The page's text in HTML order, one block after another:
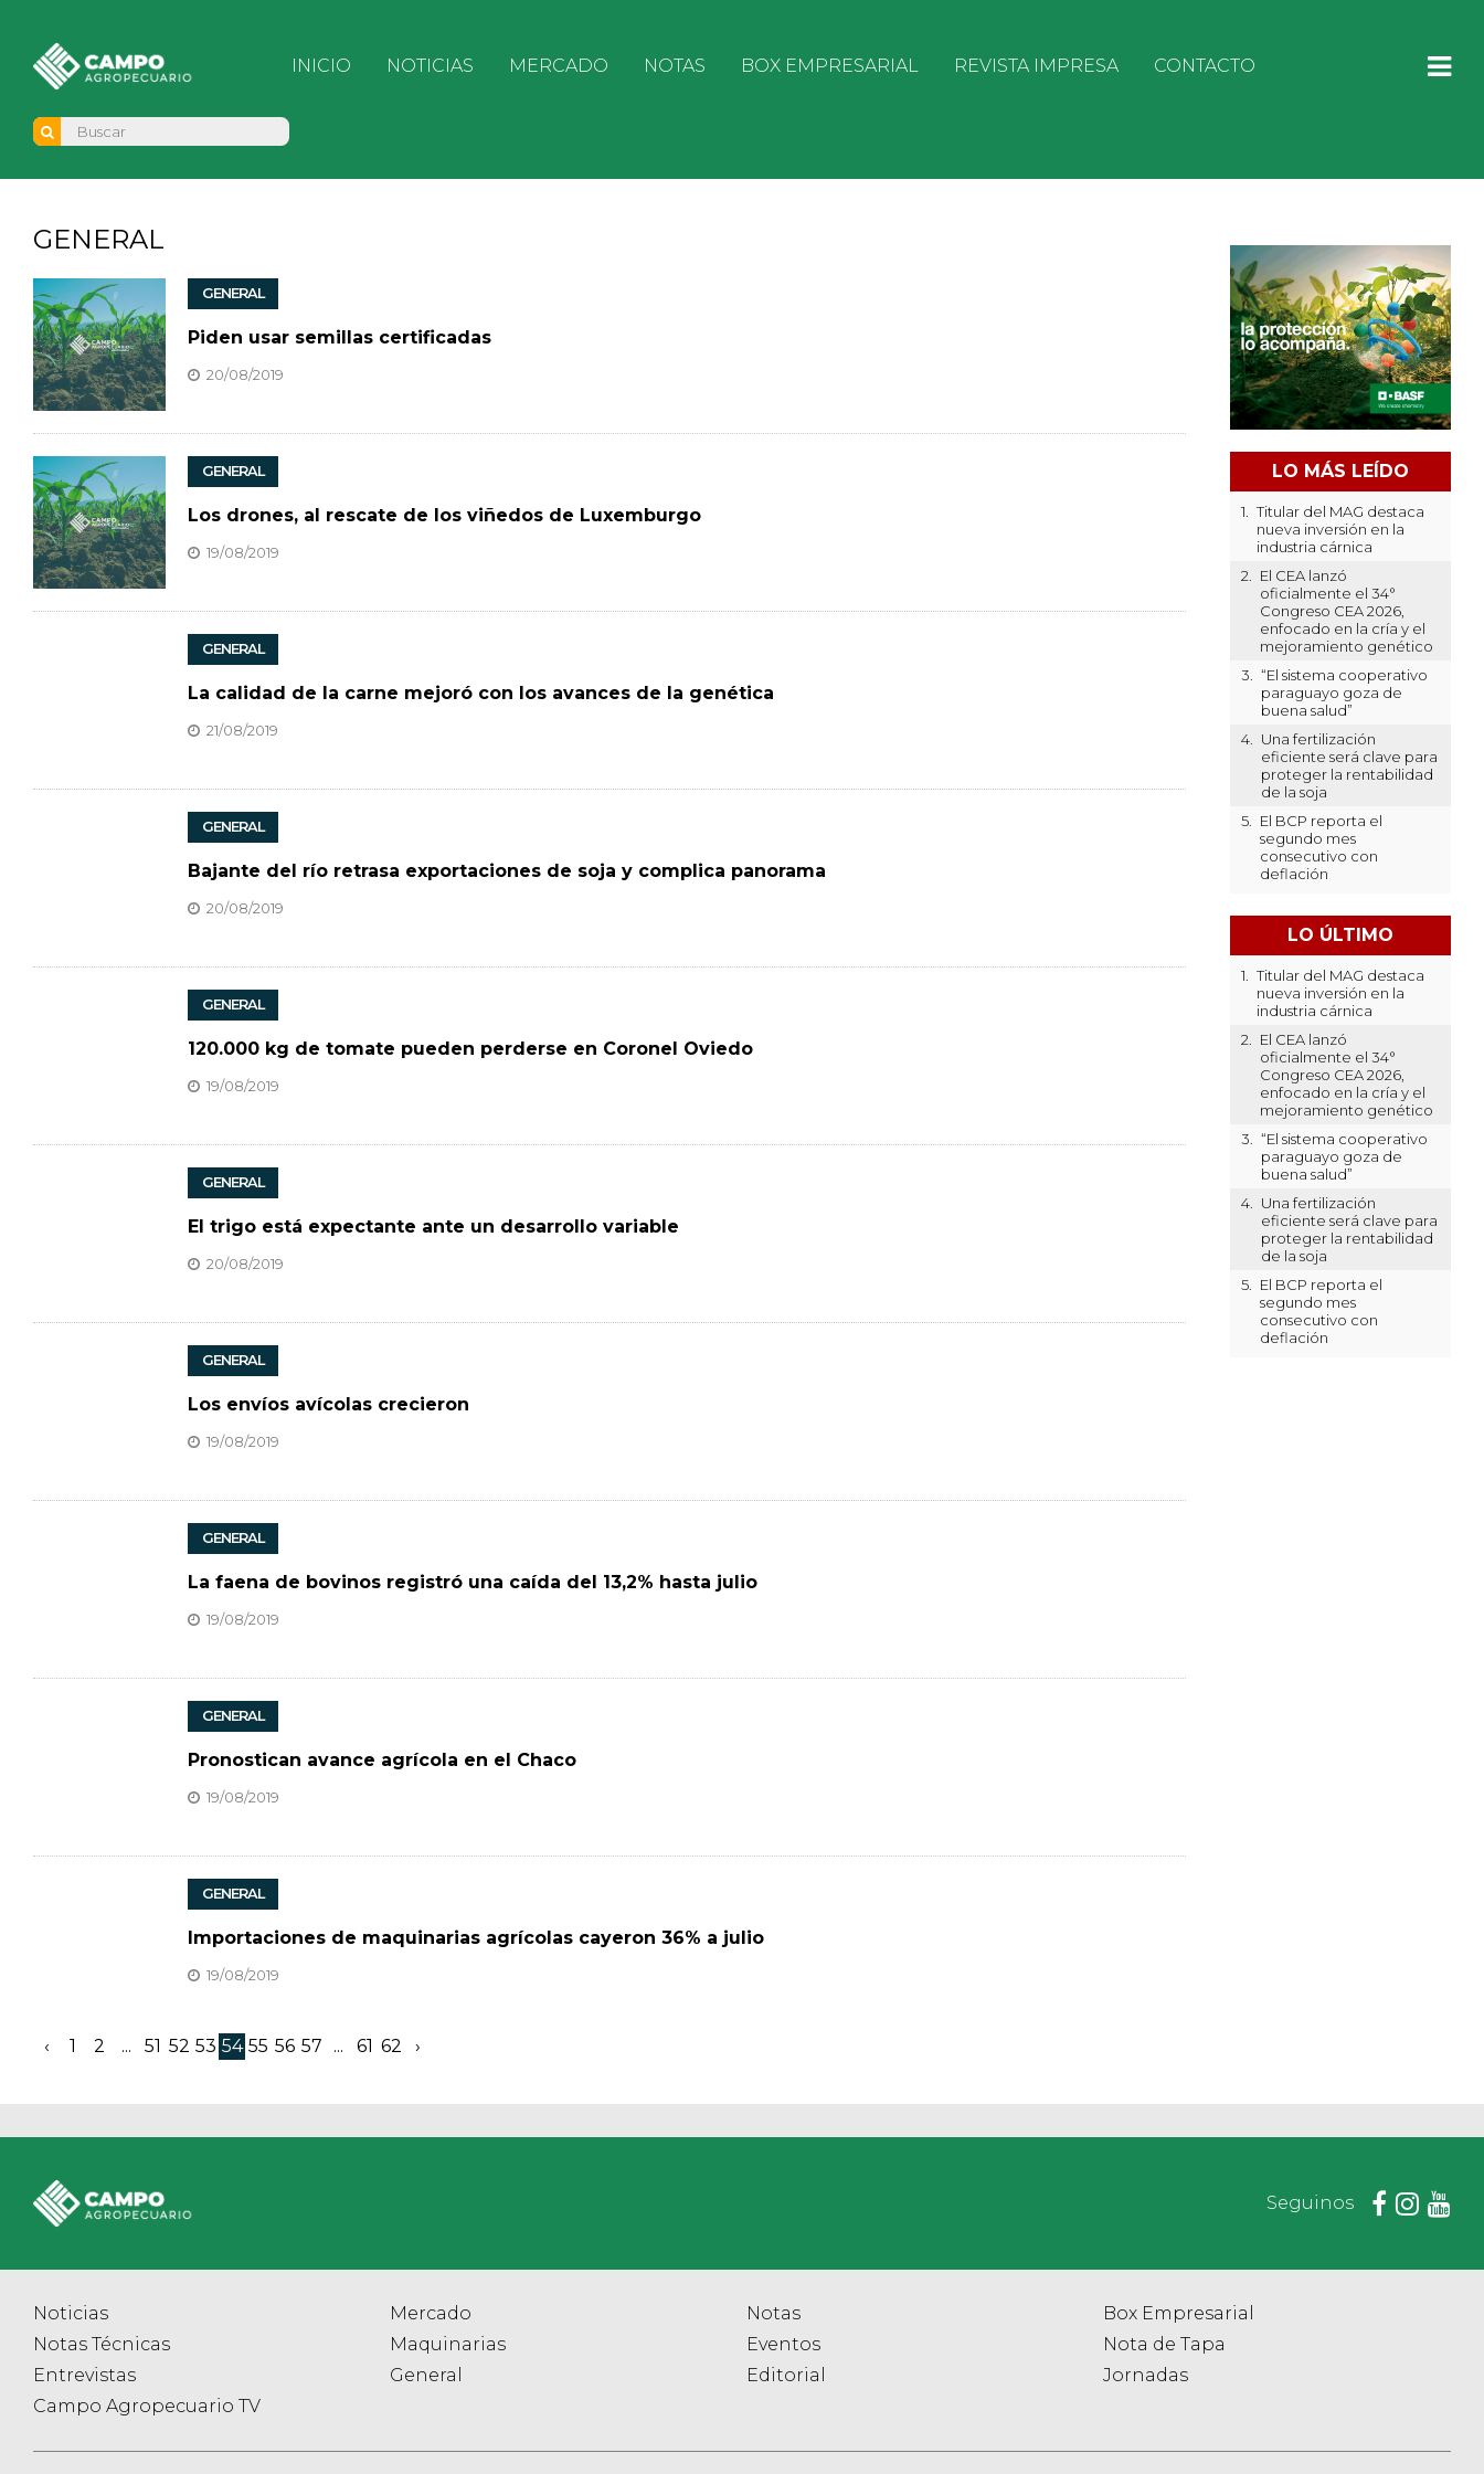
INICIO NOTICIAS MERCADO NOTAS BOX EMPRESARIAL REVISTA IMPRESA CONTACTO
GENERAL
GENERAL
Piden usar semillas certificadas
20/08/2019
GENERAL
Los drones, al rescate de los viñedos de Luxemburgo
19/08/2019
GENERAL
La calidad de la carne mejoró con los avances de la genética
21/08/2019
GENERAL
Bajante del río retrasa exportaciones de soja y complica panorama
20/08/2019
GENERAL
120.000 kg de tomate pueden perderse en Coronel Oviedo
19/08/2019
GENERAL
El trigo está expectante ante un desarrollo variable
20/08/2019
GENERAL
Los envíos avícolas crecieron
19/08/2019
GENERAL
La faena de bovinos registró una caída del 13,2% hasta julio
19/08/2019
GENERAL
Pronostican avance agrícola en el Chaco
19/08/2019
GENERAL
Importaciones de maquinarias agrícolas cayeron 36% a julio
19/08/2019
‹ 1 2 ... 51 52 53 54 55 56 57 ... 61 62 ›
LO MÁS LEÍDO
1.
Titular del MAG destaca
nueva inversión en la
industria cárnica
2.
El CEA lanzó
oficialmente el 34°
Congreso CEA 2026,
enfocado en la cría y el
mejoramiento genético
3.
“El sistema cooperativo
paraguayo goza de
buena salud”
4.
Una fertilización
eficiente será clave para
proteger la rentabilidad
de la soja
5.
El BCP reporta el
segundo mes
consecutivo con
deflación
LO ÚLTIMO
1.
Titular del MAG destaca
nueva inversión en la
industria cárnica
2.
El CEA lanzó
oficialmente el 34°
Congreso CEA 2026,
enfocado en la cría y el
mejoramiento genético
3.
“El sistema cooperativo
paraguayo goza de
buena salud”
4.
Una fertilización
eficiente será clave para
proteger la rentabilidad
de la soja
5.
El BCP reporta el
segundo mes
consecutivo con
deflación
Seguinos
Noticias Mercado Notas
Box Empresarial
Notas Técnicas
Maquinarias Eventos
Nota de Tapa
Entrevistas
General Editorial
Jornadas
Campo Agropecuario TV